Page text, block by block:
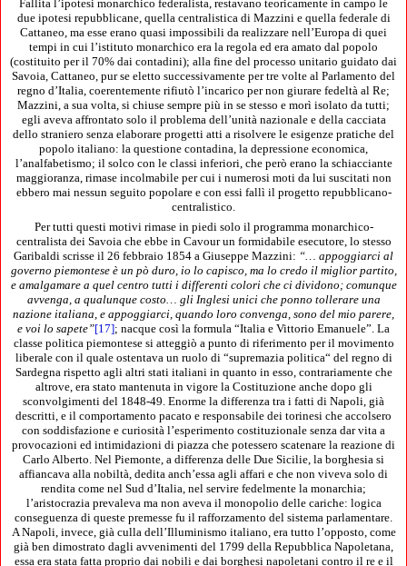
Fallita l’ipotesi monarchico federalista, restavano teoricamente in campo le
due ipotesi repubblicane, quella centralistica di Mazzini e quella federale di
Cattaneo, ma esse erano quasi impossibili da realizzare nell’Europa di quei
tempi in cui l’istituto monarchico era la regola ed era amato dal popolo
(costituito per il 70% dai contadini); alla fine del processo unitario guidato dai
Savoia, Cattaneo, pur se eletto successivamente per tre volte al Parlamento del
regno d’Italia, coerentemente rifiutò l’incarico per non giurare fedeltà al Re;
Mazzini, a sua volta, si chiuse sempre più in se stesso e morì isolato da tutti;
egli aveva affrontato solo il problema dell’unità nazionale e della cacciata
dello straniero senza elaborare progetti atti a risolvere le esigenze pratiche del
popolo italiano: la questione contadina, la depressione economica,
l’analfabetismo; il solco con le classi inferiori, che però erano la schiacciante
maggioranza, rimase incolmabile per cui i numerosi moti da lui suscitati non
ebbero mai nessun seguito popolare e con essi fallì il progetto repubblicano-
centralistico.
Per tutti questi motivi rimase in piedi solo il programma monarchico-
centralista dei Savoia che ebbe in Cavour un formidabile esecutore, lo stesso
Garibaldi scrisse il 26 febbraio 1854 a Giuseppe Mazzini: “… appoggiarci al
governo piemontese è un pò duro, io lo capisco, ma lo credo il miglior partito,
e amalgamare a quel centro tutti i differenti colori che ci dividono; comunque
avvenga, a qualunque costo… gli Inglesi unici che ponno tollerare una
nazione italiana, e appoggiarci, quando loro convenga, sono del mio parere,
e voi lo sapete”[17]; nacque così la formula “Italia e Vittorio Emanuele”. La
classe politica piemontese si atteggiò a punto di riferimento per il movimento
liberale con il quale ostentava un ruolo di “supremazia politica“ del regno di
Sardegna rispetto agli altri stati italiani in quanto in esso, contrariamente che
altrove, era stato mantenuta in vigore la Costituzione anche dopo gli
sconvolgimenti del 1848-49. Enorme la differenza tra i fatti di Napoli, già
descritti, e il comportamento pacato e responsabile dei torinesi che accolsero
con soddisfazione e curiosità l’esperimento costituzionale senza dar vita a
provocazioni ed intimidazioni di piazza che potessero scatenare la reazione di
Carlo Alberto. Nel Piemonte, a differenza delle Due Sicilie, la borghesia si
affiancava alla nobiltà, dedita anch’essa agli affari e che non viveva solo di
rendita come nel Sud d’Italia, nel servire fedelmente la monarchia;
l’aristocrazia prevaleva ma non aveva il monopolio delle cariche: logica
conseguenza di queste premesse fu il rafforzamento del sistema parlamentare.
A Napoli, invece, già culla dell’Illuminismo italiano, era tutto l’opposto, come
già ben dimostrato dagli avvenimenti del 1799 della Repubblica Napoletana,
essa era stata fatta proprio dai nobili e dai borghesi napoletani contro il re e il